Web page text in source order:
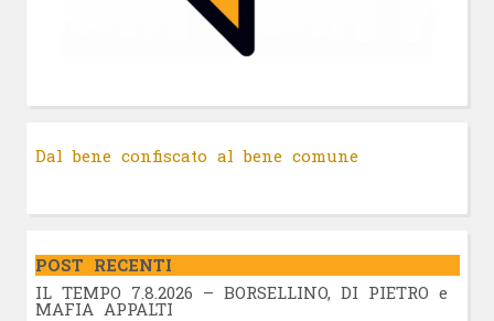
Dal bene confiscato al bene comune
POST RECENTI
IL TEMPO 7.8.2026 – BORSELLINO, DI PIETRO e
MAFIA APPALTI